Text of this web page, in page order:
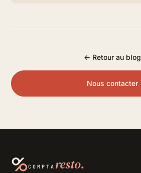
← Retour au blog
Nous contacter
COMPTA resto.